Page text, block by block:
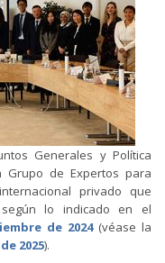
Generales y Política
Grupo de Expertos para
privado que
lo indicado en el
de 2024(véase la
2025).